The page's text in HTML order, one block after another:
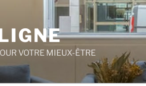
VOTRE MIEUX-ÊTRE